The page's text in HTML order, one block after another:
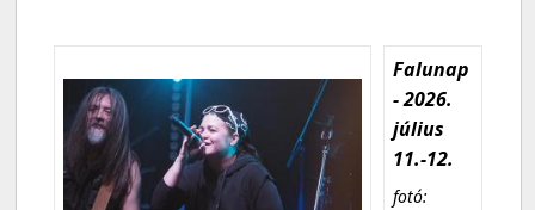
Falunap
- 2026.
július
11.-12.
fotó: